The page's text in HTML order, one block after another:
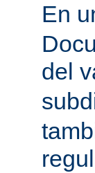
En
del